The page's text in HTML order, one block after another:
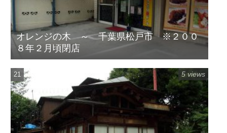
オレンジの木 ～ 千葉県松戸市 ※２００
８年２月頃閉店
5 views